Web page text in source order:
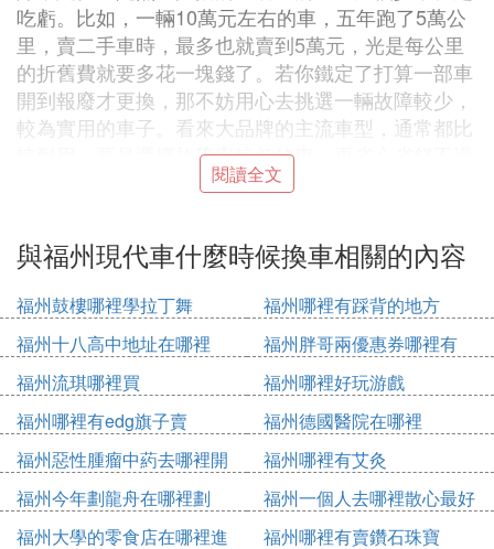
吃虧。比如，一輛10萬元左右的車，五年跑了5萬公
里，賣二手車時，最多也就賣到5萬元，光是每公里
的折舊費就要多花一塊錢了。若你鐵定了打算一部車
開到報廢才更換，那不妨用心去挑選一輛故障較少，
較為實用的車子。看來大品牌的主流車型，通常都比
較耐用，要是選擇故障率較低的車，再省心省錢不過
2. 現代汽車以舊換新4s店
目前。不少汽車4S店也紛紛「插足」舊車市場。記者
探訪合肥車市發現 大部分汽車4S店都推出了汽車置
換業務。消費者想換某品牌新車，可以直接去該品牌
4S店置換。
不過，這種置換業務並沒有消費者想像的那麼「美
好」。4S店有不少舊車，都是顧客到4S店舊車置換
新車，4S店又把舊車轉賣給4S店，舊車從消費者手
裡經過4S店再到二手車市，「實際上多了一道流程，
閱讀全文
與福州現代車什麼時候換車相關的內容
福州鼓樓哪裡學拉丁舞
福州哪裡有踩背的地方
福州十八高中地址在哪裡
福州胖哥兩優惠券哪裡有
福州流琪哪裡買
福州哪裡好玩游戲
福州哪裡有edg旗子賣
福州德國醫院在哪裡
福州惡性腫瘤中葯去哪裡開
福州哪裡有艾灸
福州今年劃龍舟在哪裡劃
福州一個人去哪裡散心最好
福州大學的零食店在哪裡進
福州哪裡有賣鑽石珠寶